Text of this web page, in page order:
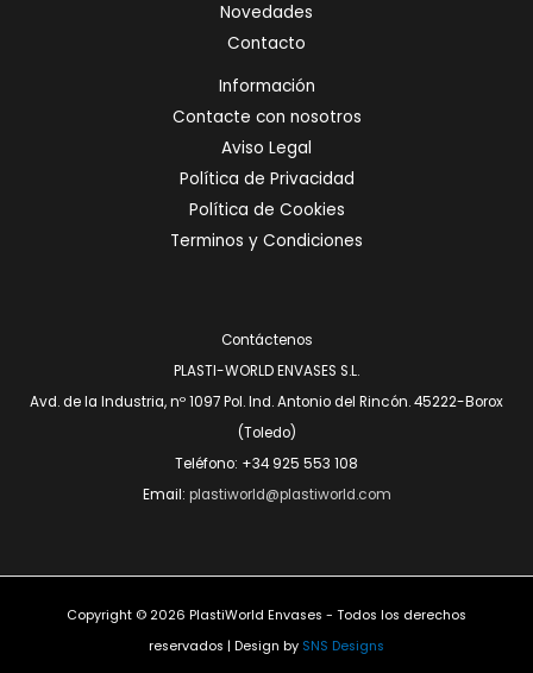
Novedades
Contacto
Información
Contacte con nosotros
Aviso Legal
Política de Privacidad
Política de Cookies
Terminos y Condiciones
Contáctenos
PLASTI-WORLD ENVASES S.L.
Avd. de la Industria, nº 1097 Pol. Ind. Antonio del Rincón. 45222-Borox
(Toledo)
Teléfono: +34 925 553 108
Email: plastiworld@plastiworld.com
Copyright © 2026 PlastiWorld Envases - Todos los derechos
reservados | Design by SNS Designs